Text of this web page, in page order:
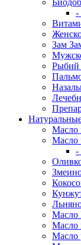
-
Зам
Масло
Масло
-
Масло
Масло
Масло